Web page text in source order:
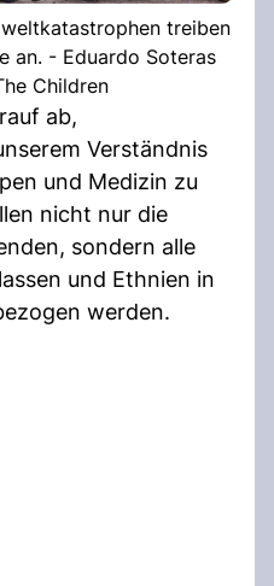
treiben
an. - Eduardo Soteras
Children
ab,
Verständnis
und Medizin zu
nicht nur die
sondern alle
und Ethnien in
werden.